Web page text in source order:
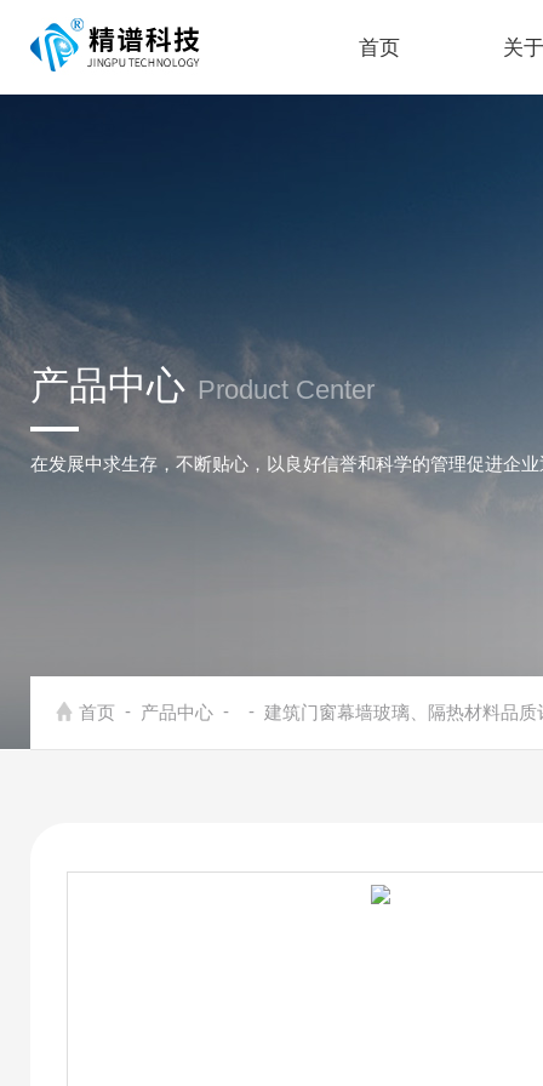
首页 关
产品中心 Product Center
在发展中求生存，不断贴心，以良好信誉和科学的管理促进企
首页 - 产品中心 - - 建筑门窗幕墙玻璃、隔热材料品质